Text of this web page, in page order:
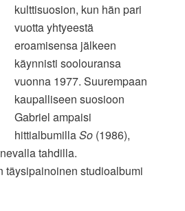
kulttisuosion, kun hän pari
vuotta yhtyeestä
eroamisensa jälkeen
käynnisti soolouransa
vuonna 1977. Suurempaan
kaupalliseen suosioon
Gabriel ampaisi
hittialbumillaSo (1986),
tahdilla.
täysipainoinen studioalbumi